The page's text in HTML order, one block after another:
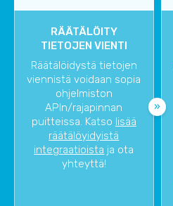
RÄÄTÄLÖITY
TIETOJEN VIENTI
Räätälöidystä tietojen
viennistä voidaan sopia
ohjelmiston
APIn/rajapinnan
puitteissa. Katso lisää
räätälöyidyistä
integraatioista ja ota
yhteyttä!